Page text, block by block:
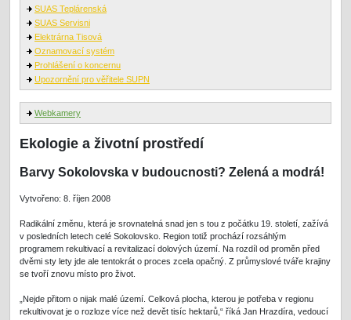
SUAS Teplárenská
SUAS Servisni
Elektrárna Tisová
Oznamovací systém
Prohlášení o koncernu
Upozornění pro věřitele SUPN
Webkamery
Ekologie a životní prostředí
Barvy Sokolovska v budoucnosti? Zelená a modrá!
Vytvořeno: 8. říjen 2008
Radikální změnu, která je srovnatelná snad jen s tou z počátku 19. století, zažívá
v posledních letech celé Sokolovsko. Region totiž prochází rozsáhlým
programem rekultivací a revitalizací dolových území. Na rozdíl od proměn před
dvěmi sty lety jde ale tentokrát o proces zcela opačný. Z průmyslové tváře krajiny
se tvoří znovu místo pro život.
„Nejde přitom o nijak malé území. Celková plocha, kterou je potřeba v regionu
rekultivovat je o rozloze více než devět tisíc hektarů,“ říká Jan Hrazdíra, vedoucí